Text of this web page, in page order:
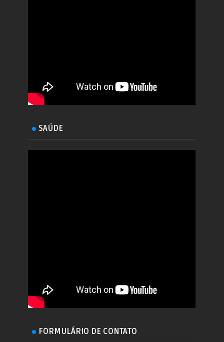
SAÚDE
FORMULÁRIO DE CONTATO